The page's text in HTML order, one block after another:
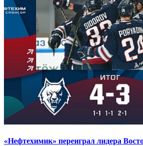
«Нефтехимик» переиграл лидера